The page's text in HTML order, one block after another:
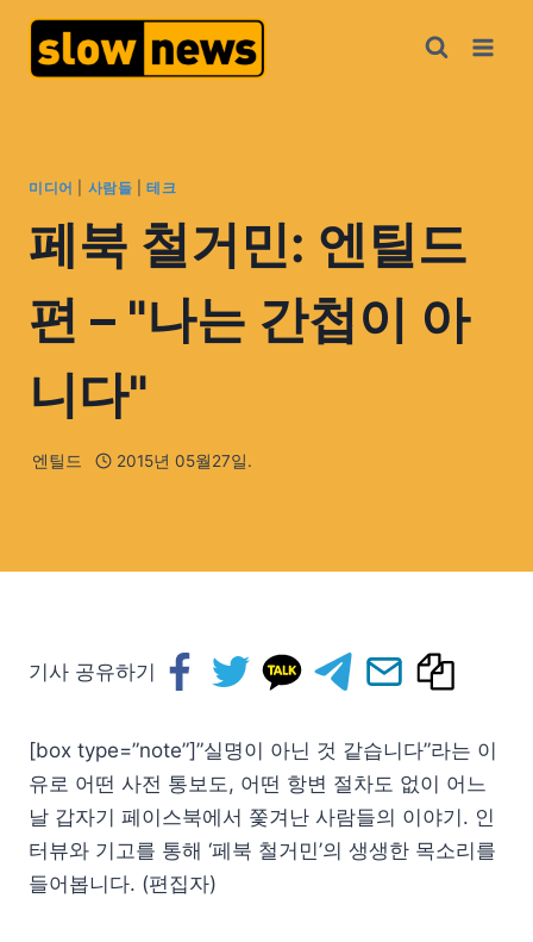
미디어 사람들 |테크
페북 철거민: 엔틸드
편 – "나는 간첩이 아
니다"
엔틸드 2015년 05월27일.
기사 공유하기
[box type=”note”]”실명이 아닌 것 같습니다”라는 이
유로 어떤 사전 통보도, 어떤 항변 절차도 없이 어느
날 갑자기 페이스북에서 쫓겨난 사람들의 이야기. 인
터뷰와 기고를 통해 ‘페북 철거민’의 생생한 목소리를
들어봅니다. (편집자)